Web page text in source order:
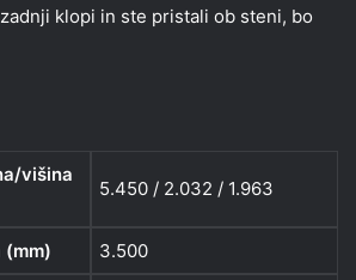
klopi in ste pristali ob steni, bo
višina
5.450 / 2.032 / 1.963
(mm) 3.500